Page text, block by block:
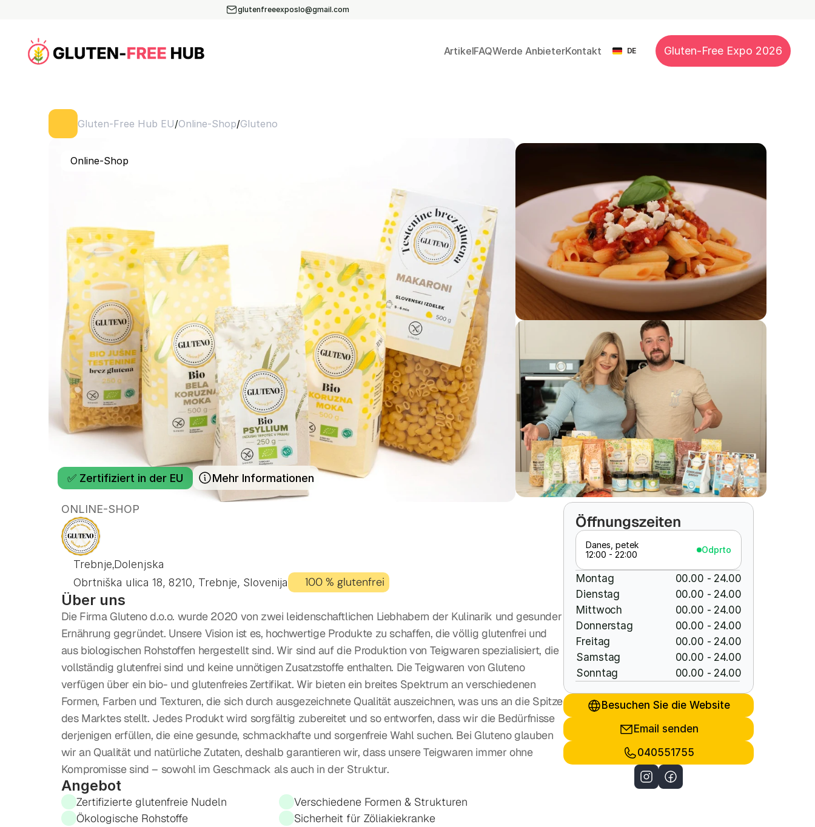
glutenfreeexposlo@gmail.com
ArtikelFAQWerde AnbieterKontakt
Select Language
DE Gluten-Free Expo 2026
Gluten-Free Hub EU/Online-Shop/Gluteno
Online-Shop
✅ Zertifiziert in der EU Mehr Informationen
ONLINE-SHOP
GLUTENO
Trebnje,Dolenjska
Obrtniška ulica 18, 8210, Trebnje, Slovenija
100 % glutenfrei
Über uns
Die Firma Gluteno d.o.o. wurde 2020 von zwei leidenschaftlichen Liebhabern der Kulinarik und gesunder
Ernährung gegründet. Unsere Vision ist es, hochwertige Produkte zu schaffen, die völlig glutenfrei und
aus biologischen Rohstoffen hergestellt sind. Wir sind auf die Produktion von Teigwaren spezialisiert, die
vollständig glutenfrei sind und keine unnötigen Zusatzstoffe enthalten. Die Teigwaren von Gluteno
verfügen über ein bio- und glutenfreies Zertifikat. Wir bieten ein breites Spektrum an verschiedenen
Formen, Farben und Texturen, die sich durch ausgezeichnete Qualität auszeichnen, was uns an die Spitze
des Marktes stellt. Jedes Produkt wird sorgfältig zubereitet und so entworfen, dass wir die Bedürfnisse
derjenigen erfüllen, die eine gesunde, schmackhafte und sorgenfreie Wahl suchen. Bei Gluteno glauben
wir an Qualität und natürliche Zutaten, deshalb garantieren wir, dass unsere Teigwaren immer ohne
Kompromisse sind – sowohl im Geschmack als auch in der Struktur.
Angebot
Zertifizierte glutenfreie Nudeln
Ökologische Rohstoffe
Verschiedene Formen & Strukturen
Sicherheit für Zöliakiekranke
Öffnungszeiten
Danes, petek
12:00 - 22:00
Odprto
Montag
00.00 - 24.00
Dienstag
00.00 - 24.00
Mittwoch
00.00 - 24.00
Donnerstag
00.00 - 24.00
Freitag
00.00 - 24.00
Samstag
00.00 - 24.00
Sonntag
00.00 - 24.00
Besuchen Sie die Website
Email senden
040551755